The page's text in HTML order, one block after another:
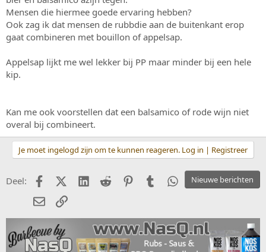
Mensen die hiermee goede ervaring hebben?
Ook zag ik dat mensen de rubbdie aan de buitenkant erop
gaat combineren met bouillon of appelsap.
Appelsap lijkt me wel lekker bij PP maar minder bij een hele
kip.
Kan me ook voorstellen dat een balsamico of rode wijn niet
overal bij combineert.
Je moet ingelogd zijn om te kunnen reageren. Log in | Registreer
Nieuwe berichten
Deel: FacebookX (Twitter)
LinkedIn
Reddit PinterestTumblrWhatsApp
E-mailkoppeling